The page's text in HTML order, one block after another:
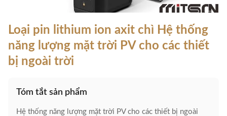
Loại pin lithium ion axit chì Hệ thống
năng lượng mặt trời PV cho các thiết
bị ngoài trời
Tóm tắt sản phẩm
Hệ thống năng lượng mặt trời PV cho các thiết bị ngoài